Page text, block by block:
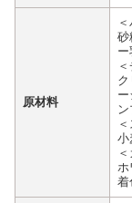
原材料
砂
ー
ン
小
ホ
着